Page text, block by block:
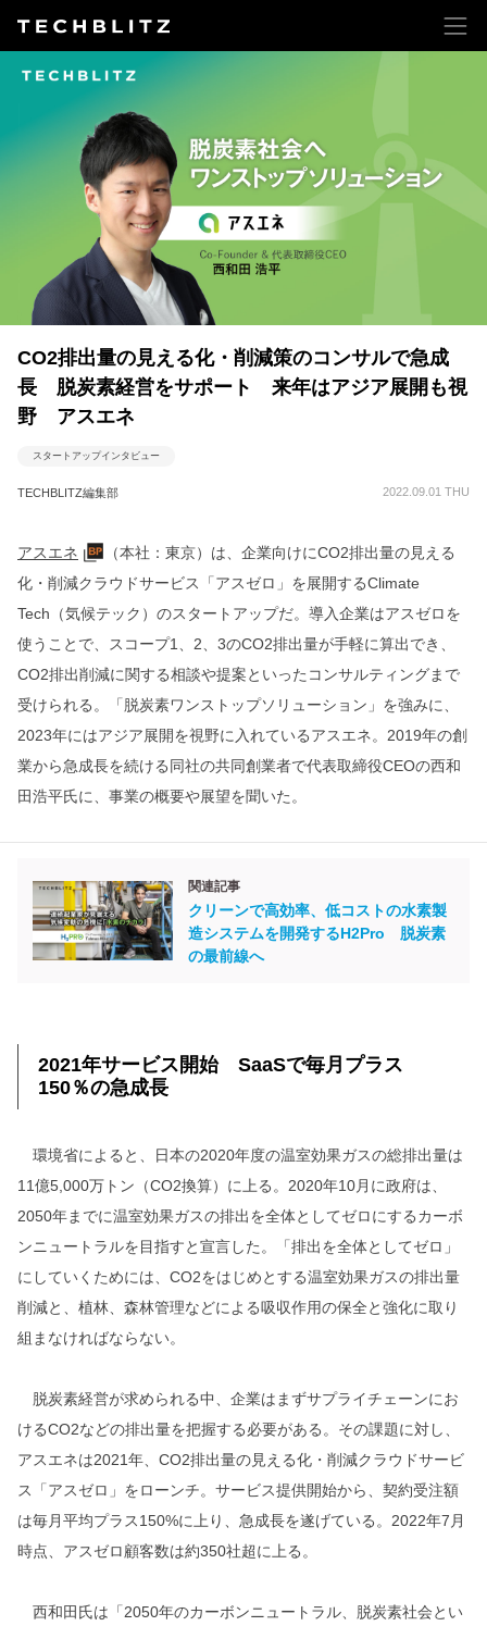
CO2排出量の見える化・削減策のコンサルで急成
長 脱炭素経営をサポート 来年はアジア展開も視
野 アスエネ
スタートアップインタビュー
TECHBLITZ編集部 2022.09.01 THU
アスエネ
（本社：東京）は、企業向けにCO2排出量の見える
化・削減クラウドサービス「アスゼロ」を展開するClimate
Tech（気候テック）のスタートアップだ。導入企業はアスゼロを
使うことで、スコープ1、2、3のCO2排出量が手軽に算出でき、
CO2排出削減に関する相談や提案といったコンサルティングまで
受けられる。「脱炭素ワンストップソリューション」を強みに、
2023年にはアジア展開を視野に入れているアスエネ。2019年の創
業から急成長を続ける同社の共同創業者で代表取締役CEOの西和
田浩平氏に、事業の概要や展望を聞いた。
関連記事
クリーンで高効率、低コストの水素製
造システムを開発するH2Pro 脱炭素
の最前線へ
2021年サービス開始 SaaSで毎月プラス
150％の急成長
環境省によると、日本の2020年度の温室効果ガスの総排出量は
11億5,000万トン（CO2換算）に上る。2020年10月に政府は、
2050年までに温室効果ガスの排出を全体としてゼロにするカーボ
ンニュートラルを目指すと宣言した。「排出を全体としてゼロ」
にしていくためには、CO2をはじめとする温室効果ガスの排出量
削減と、植林、森林管理などによる吸収作用の保全と強化に取り
組まなければならない。
脱炭素経営が求められる中、企業はまずサプライチェーンにお
けるCO2などの排出量を把握する必要がある。その課題に対し、
アスエネは2021年、CO2排出量の見える化・削減クラウドサービ
ス「アスゼロ」をローンチ。サービス提供開始から、契約受注額
は毎月平均プラス150%に上り、急成長を遂げている。2022年7月
時点、アスゼロ顧客数は約350社超に上る。
西和田氏は「2050年のカーボンニュートラル、脱炭素社会とい